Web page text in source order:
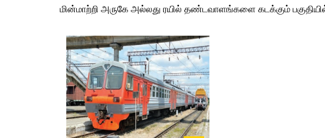
மின்மாற்றி அருகே அல்லது ரயில் தண்டவாளங்களை கடக்கும்